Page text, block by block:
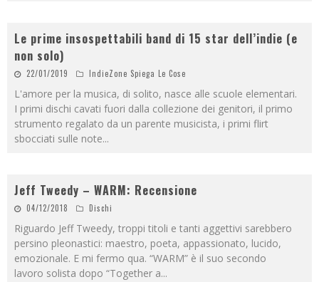
Le prime insospettabili band di 15 star dell’indie (e
non solo)
22/01/2019 IndieZone Spiega Le Cose
L'amore per la musica, di solito, nasce alle scuole elementari.
I primi dischi cavati fuori dalla collezione dei genitori, il primo
strumento regalato da un parente musicista, i primi flirt
sbocciati sulle note...
Jeff Tweedy – WARM: Recensione
04/12/2018 Dischi
Riguardo Jeff Tweedy, troppi titoli e tanti aggettivi sarebbero
persino pleonastici: maestro, poeta, appassionato, lucido,
emozionale. E mi fermo qua. “WARM” è il suo secondo
lavoro solista dopo “Together a...